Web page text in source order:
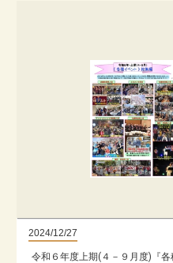
2024/12/27
令和６年度上期(４－９月度)『